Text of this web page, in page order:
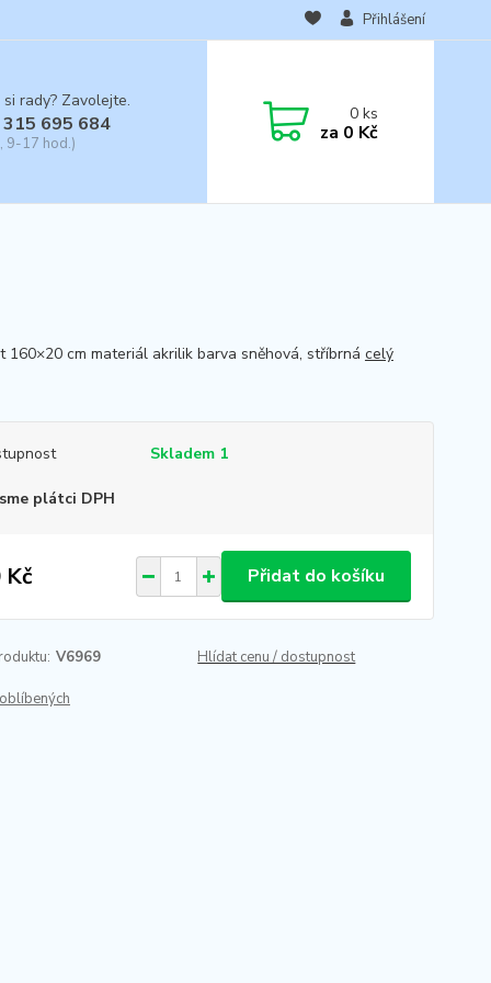
Přihlášení
rady? Zavolejte.
695 684
9-17 hod.)
0ks
za 0 Kč
160×20 cm materiál akrilik barva sněhová, stříbrná celý
Skladem 1
plátci DPH
Kč Přidat do košíku
V6969 Hlídat cenu / dostupnost